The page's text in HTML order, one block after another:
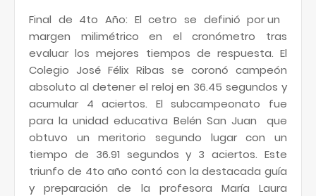
Final de 4to Año: El cetro se definió por un
margen milimétrico en el cronómetro tras
evaluar los mejores tiempos de respuesta. El
Colegio José Félix Ribas se coronó campeón
absoluto al detener el reloj en 36.45 segundos y
acumular 4 aciertos. El subcampeonato fue
para la unidad educativa Belén San Juan que
obtuvo un meritorio segundo lugar con un
tiempo de 36.91 segundos y 3 aciertos. Este
triunfo de 4to año contó con la destacada guía
y preparación de la profesora María Laura